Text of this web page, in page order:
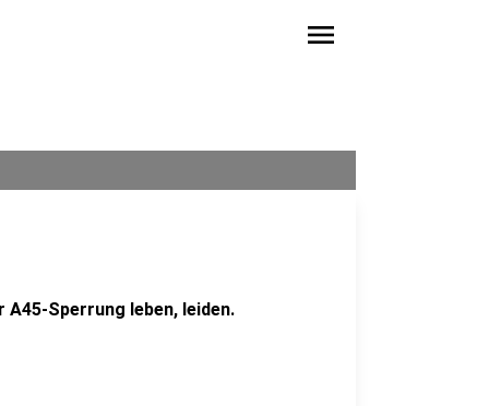
menu
A45-Sperrung leben, leiden.